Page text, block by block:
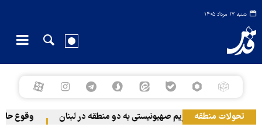
شنبه ۱۷ مرداد ۱۴۰۵
تحولات منطقهحمله رژیم صهیونیستی به دو منطقه در لبنان وقوع